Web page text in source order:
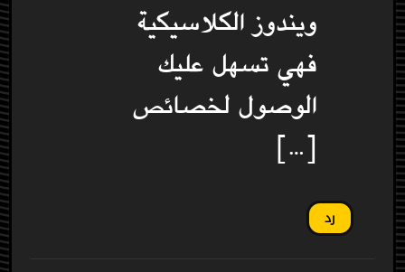
ويندوز الكلاسيكية
فهي تسهل عليك
الوصول لخصائص
[…]
رد